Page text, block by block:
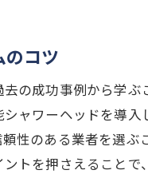
ォームの予算と費用対
全員が満足するバスル
スペースの効率的な活
ーム後のバスルーム
のコツ
の成功事例から学
ャワーヘッドを導
性のある業者を選
トを押さえることで